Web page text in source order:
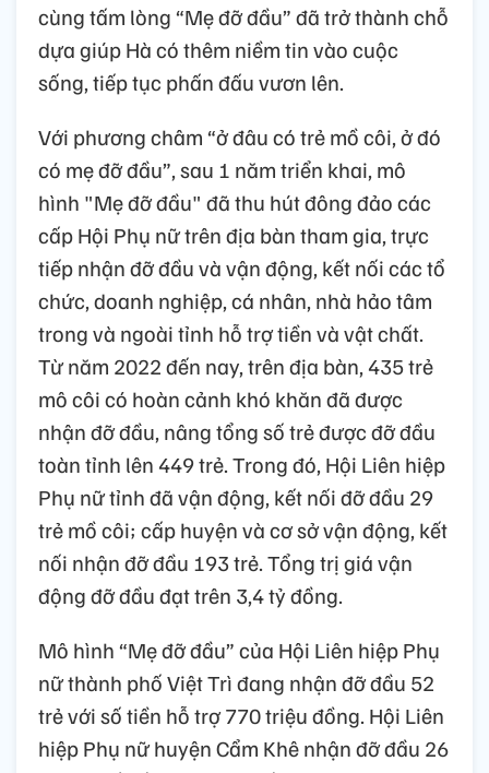
cùng tấm lòng “Mẹ đỡ đầu” đã trở thành chỗ
dựa giúp Hà có thêm niềm tin vào cuộc
sống, tiếp tục phấn đấu vươn lên.
Với phương châm “ở đâu có trẻ mồ côi, ở đó
có mẹ đỡ đầu”, sau 1 năm triển khai, mô
hình "Mẹ đỡ đầu" đã thu hút đông đảo các
cấp Hội Phụ nữ trên địa bàn tham gia, trực
tiếp nhận đỡ đầu và vận động, kết nối các tổ
chức, doanh nghiệp, cá nhân, nhà hảo tâm
trong và ngoài tỉnh hỗ trợ tiền và vật chất.
Từ năm 2022 đến nay, trên địa bàn, 435 trẻ
mô côi có hoàn cảnh khó khăn đã được
nhận đỡ đầu, nâng tổng số trẻ được đỡ đầu
toàn tỉnh lên 449 trẻ. Trong đó, Hội Liên hiệp
Phụ nữ tỉnh đã vận động, kết nối đỡ đầu 29
trẻ mồ côi; cấp huyện và cơ sở vận động, kết
nối nhận đỡ đầu 193 trẻ. Tổng trị giá vận
động đỡ đầu đạt trên 3,4 tỷ đồng.
Mô hình “Mẹ đỡ đầu” của Hội Liên hiệp Phụ
nữ thành phố Việt Trì đang nhận đỡ đầu 52
trẻ với số tiền hỗ trợ 770 triệu đồng. Hội Liên
hiệp Phụ nữ huyện Cẩm Khê nhận đỡ đầu 26